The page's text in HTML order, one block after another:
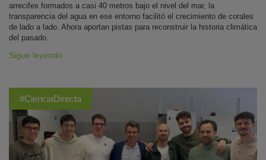
arrecifes formados a casi 40 metros bajo el nivel del mar, la
transparencia del agua en ese entorno facilitó el crecimiento de corales
de lado a lado. Ahora aportan pistas para reconstruir la historia climática
del pasado.
Sigue leyendo
#CienciaDirecta